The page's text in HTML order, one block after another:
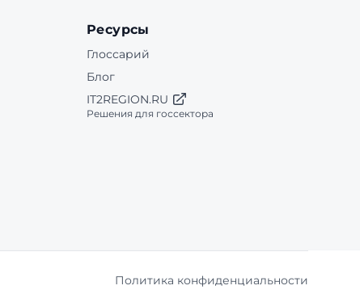
Ресурсы
Глоссарий
Блог
IT2REGION.RU
Решения для госсектора
Политика конфиденциальности